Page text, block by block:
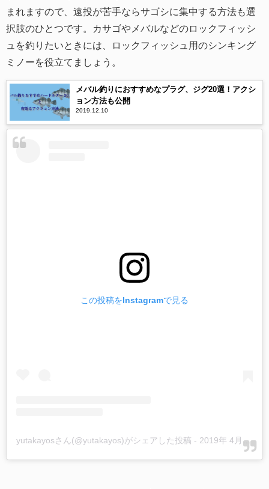
まれますので、遠投が苦手ならサゴシに集中する方法も選
択肢のひとつです。カサゴやメバルなどのロックフィッシ
ュを釣りたいときには、ロックフィッシュ用のシンキング
ミノーを役立てましょう。
メバル釣りにおすすめなプラグ、ジグ20選！アクシ
ョン方法も公開
2019.12.10
この投稿をInstagramで見る
yutakayosさん(@yutakayos)がシェアした投稿 - 2019年 4月月12日午前6時17分PDT